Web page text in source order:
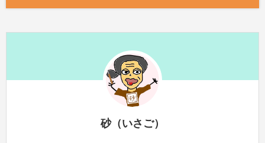
砂（いさご）